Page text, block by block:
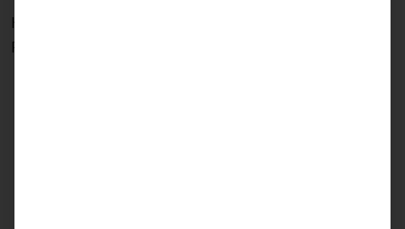
Herausgeber:
Publikationsdatum: